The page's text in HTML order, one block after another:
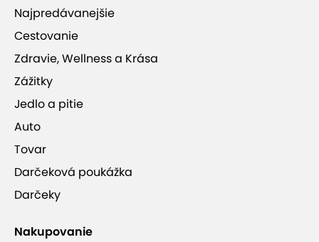
Najpredávanejšie
Cestovanie
Zdravie, Wellness a Krása
Zážitky
Jedlo a pitie
Auto
Tovar
Darčeková poukážka
Darčeky
Nakupovanie